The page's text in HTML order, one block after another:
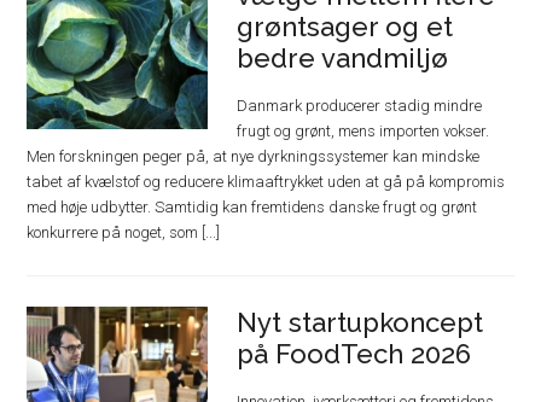
grøntsager og et
bedre vandmiljø
Danmark producerer stadig mindre
frugt og grønt, mens importen vokser.
Men forskningen peger på, at nye dyrkningssystemer kan mindske
tabet af kvælstof og reducere klimaaftrykket uden at gå på kompromis
med høje udbytter. Samtidig kan fremtidens danske frugt og grønt
konkurrere på noget, som [...]
Nyt startupkoncept
på FoodTech 2026